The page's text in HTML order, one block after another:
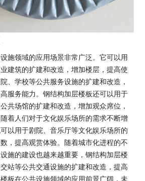
施领域的应用场景非常广泛。它可以用
建筑的扩建和改造，增加楼层，提高使
、学校等公共服务设施的扩建和改造，
服务能力。钢结构加层楼板还可以用于
共场馆的扩建和改造，增加观众席位，
着人们对于文化娱乐场所的需求不断增
以用于剧院、音乐厅等文化娱乐场所的
，提高观赏体验。随着城市化进程的不
施的建设也越来越重要，钢结构加层楼
站等公共交通设施的扩建和改造，提高
板在公共设施领域的应用前景广阔，未